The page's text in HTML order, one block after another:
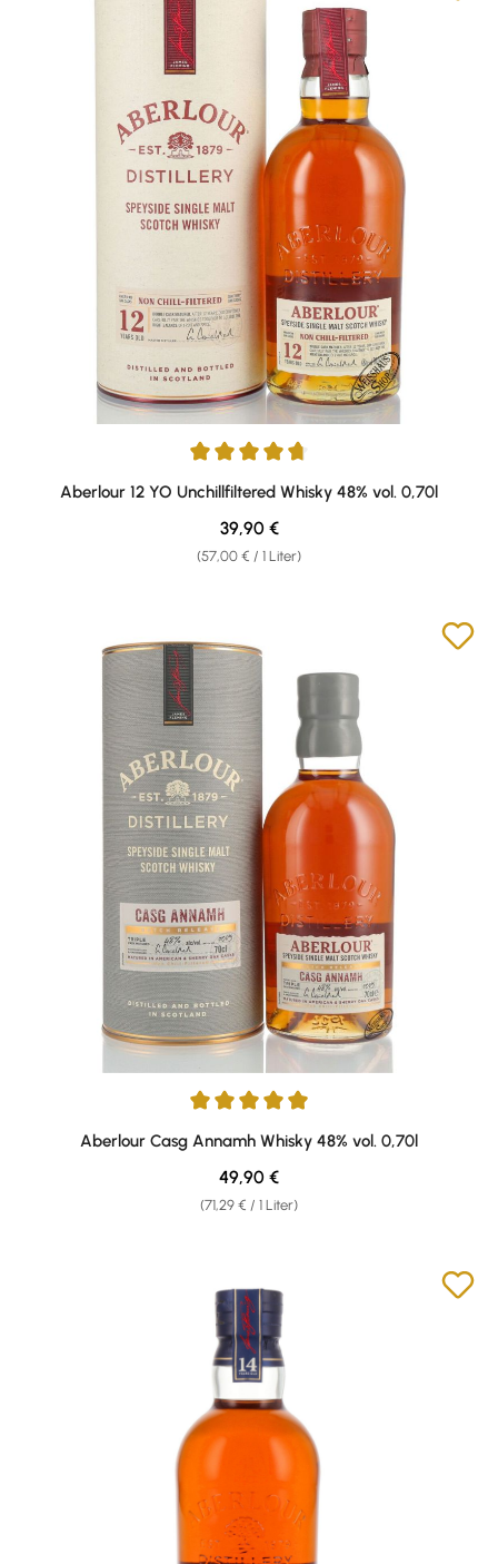
Durchschnittliche Bewertung von 4.79 von 5 Sternen
Aberlour 12 YO Unchillfiltered Whisky 48% vol. 0,70l
(57,00 € / 1 Liter)
Regulärer Preis:
39,90 €
Durchschnittliche Bewertung von 4.94 von 5 Sternen
Aberlour Casg Annamh Whisky 48% vol. 0,70l
(71,29 € / 1 Liter)
Regulärer Preis:
49,90 €